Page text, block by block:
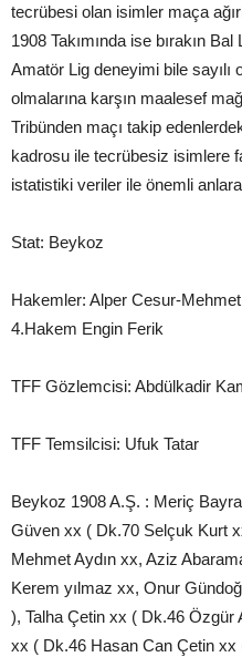
tecrübesi olan isimler maça
1908 Takımında ise bırakın
Amatör Lig deneyimi bile
olmalarına karşın maalesef
Tribünden maçı takip
kadrosu ile tecrübesiz isimlere
istatistiki veriler ile önemli
Stat: Beykoz
Hakemler: Alper Cesur-
4.Hakem Engin Ferik
TFF Gözlemcisi: Abdülkadir
TFF Temsilcisi: Ufuk Tatar
Beykoz 1908 A.Ş. : Meriç
Güven xx ( Dk.70 Selçuk Kurt
Mehmet Aydın xx, Aziz
Kerem yılmaz xx, Onur
), Talha Çetin xx ( Dk.46
xx ( Dk.46 Hasan Can Çetin xx